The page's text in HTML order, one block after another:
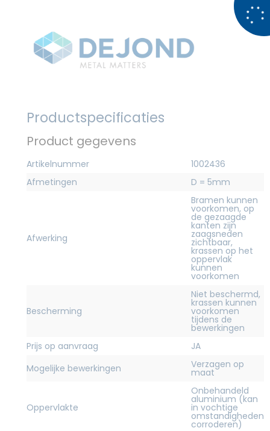
Productspecificaties
Product gegevens
Artikelnummer
1002436
Afmetingen
D = 5mm
Afwerking
Bramen kunnen
voorkomen, op
de gezaagde
kanten zijn
zaagsneden
zichtbaar,
krassen op het
oppervlak
kunnen
voorkomen
Bescherming
Niet beschermd,
krassen kunnen
voorkomen
tijdens de
bewerkingen
Prijs op aanvraag
JA
Mogelijke bewerkingen
Verzagen op
maat
Oppervlakte
Onbehandeld
aluminium (kan
in vochtige
omstandigheden
corroderen)